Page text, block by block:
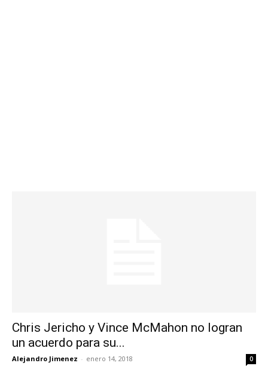
Chris Jericho y Vince McMahon no logran
un acuerdo para su...
Alejandro Jimenez - enero 14, 2018 0